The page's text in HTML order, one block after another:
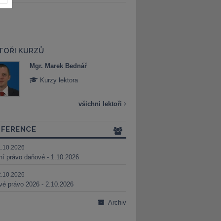
KURZŮ
Mgr. Marek Bednář
Kurzy lektora
všichni lektoři
právo daňové - 1.10.2026
právo 2026 - 2.10.2026
Archiv